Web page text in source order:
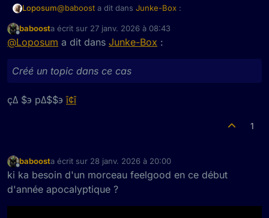
Loposum@baboost a dit dans Junke-Box :
Des fans de Witch House par ici ?
Si t'en as plein ça peut m'intéresser.
Hors-ligne
baboosta écrit sur 27 janv. 2026 à 08:43
dernière édition par
@Loposum a dit dans Junke-Box :
Créé un topic dans ce cas
çΔ $э pΔ$$эî¢î
1
Hors-ligne
baboosta écrit sur 28 janv. 2026 à 20:00
dernière édition par
ki ka besoin d'un morceau feelgood en ce début
d'année apocalyptique ?